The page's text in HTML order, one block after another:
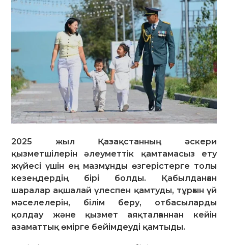
2025 жыл Қазақстанның әскери
қызметшілерін әлеуметтік қамтамасыз ету
жүйесі үшін ең мазмұнды өзгерістерге толы
кезеңдердің бірі болды. Қабылданған
шаралар ақшалай үлеспен қамтуды, тұрғын үй
мәселелерін, білім беру, отбасыларды
қолдау және қызмет аяқталғаннан кейін
азаматтық өмірге бейімдеуді қамтыды.